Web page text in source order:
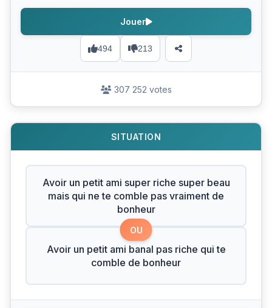
494 213
Jouer
307 252 votes
SITUATION
Avoir un petit ami super riche super beau
mais qui ne te comble pas vraiment de
bonheur
OU
Avoir un petit ami banal pas riche qui te
comble de bonheur